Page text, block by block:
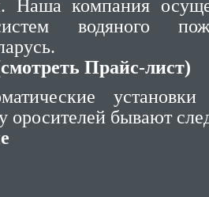
Наша компания
водяного
Прайс-лист)
бывают